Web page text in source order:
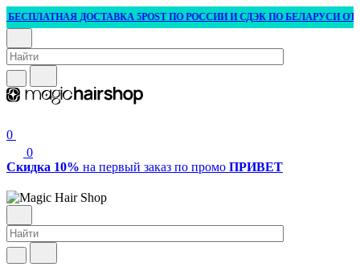
ДОСТАВКА 5POST ПО РОССИИ И СДЭК ПО БЕЛАРУСИ ОТ 3
0
0
Скидка 10% на первый заказ по промо ПРИВЕТ